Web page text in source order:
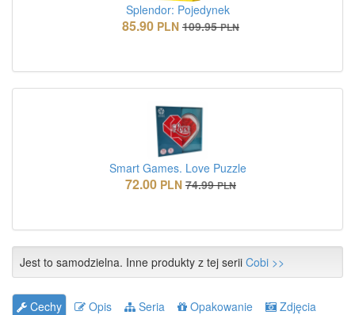
Splendor: Pojedynek
85.90 PLN 109.95 PLN
Smart Games. Love Puzzle
72.00 PLN 74.99 PLN
Jest to samodzielna. Inne produkty z tej serii Cobi >>
Cechy Opis Seria Opakowanie
Zdjęcia